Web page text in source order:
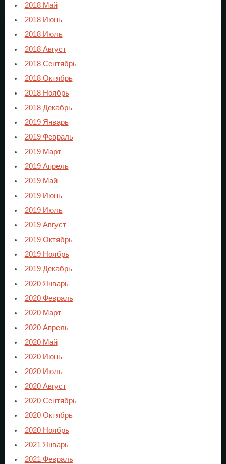
2018 Май
2018 Июнь
2018 Июль
2018 Август
2018 Сентябрь
2018 Октябрь
2018 Ноябрь
2018 Декабрь
2019 Январь
2019 Февраль
2019 Март
2019 Апрель
2019 Май
2019 Июнь
2019 Июль
2019 Август
2019 Октябрь
2019 Ноябрь
2019 Декабрь
2020 Январь
2020 Февраль
2020 Март
2020 Апрель
2020 Май
2020 Июнь
2020 Июль
2020 Август
2020 Сентябрь
2020 Октябрь
2020 Ноябрь
2021 Январь
2021 Февраль